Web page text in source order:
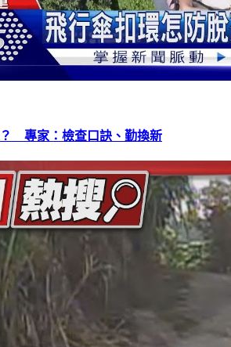
專家：檢查口訣、勤換新